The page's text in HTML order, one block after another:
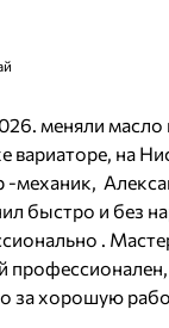
меняли
вариаторе, на
-механик,
быстро и без
.
за хорошую